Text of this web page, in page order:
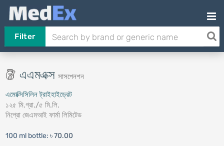
Filter
এএমএক্স সাসপেনশন
এমোক্সিসিলিন ট্রাইহাইড্রেট
১২৫ মি.গ্রা./৫ মি.লি.
নিপ্রো জেএমআই ফার্মা লিমিটেড
100 ml bottle: ৳ 70.00